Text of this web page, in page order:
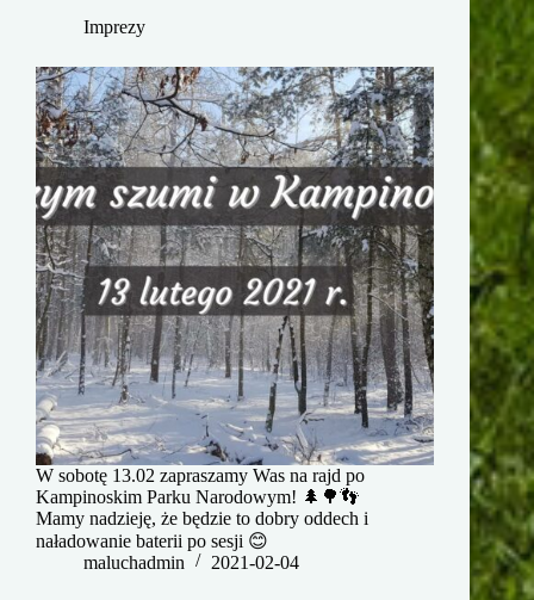
Imprezy
W sobotę 13.02 zapraszamy Was na rajd po
Kampinoskim Parku Narodowym! 🌲🌳👣
Mamy nadzieję, że będzie to dobry oddech i
naładowanie baterii po sesji 😊
maluchadmin
2021-02-04